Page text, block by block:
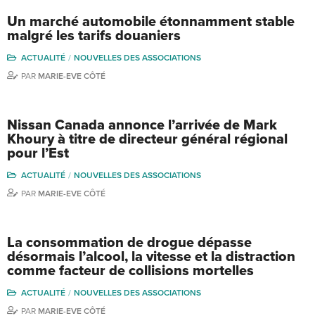
Un marché automobile étonnamment stable
malgré les tarifs douaniers
ACTUALITÉ
NOUVELLES DES ASSOCIATIONS
PAR MARIE-EVE CÔTÉ
Nissan Canada annonce l’arrivée de Mark
Khoury à titre de directeur général régional
pour l’Est
ACTUALITÉ
NOUVELLES DES ASSOCIATIONS
PAR MARIE-EVE CÔTÉ
La consommation de drogue dépasse
désormais l’alcool, la vitesse et la distraction
comme facteur de collisions mortelles
ACTUALITÉ
NOUVELLES DES ASSOCIATIONS
PAR MARIE-EVE CÔTÉ